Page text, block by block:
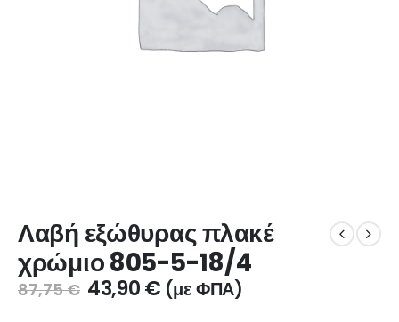
Λαβή εξώθυρας πλακέ
χρώμιο 805-5-18/4
87,75€ 43,90€ (με ΦΠΑ)